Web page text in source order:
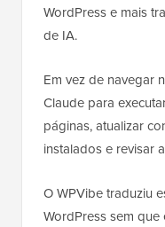
WordPress e mais
de IA.
Em vez de navegar
Claude para
páginas, atualizar
instalados e revisar
O WPVibe traduziu
WordPress sem